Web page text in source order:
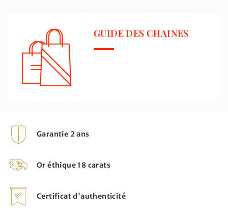
GUIDE DES CHAINES
Garantie 2 ans
Or éthique 18 carats
Certificat d'authenticité